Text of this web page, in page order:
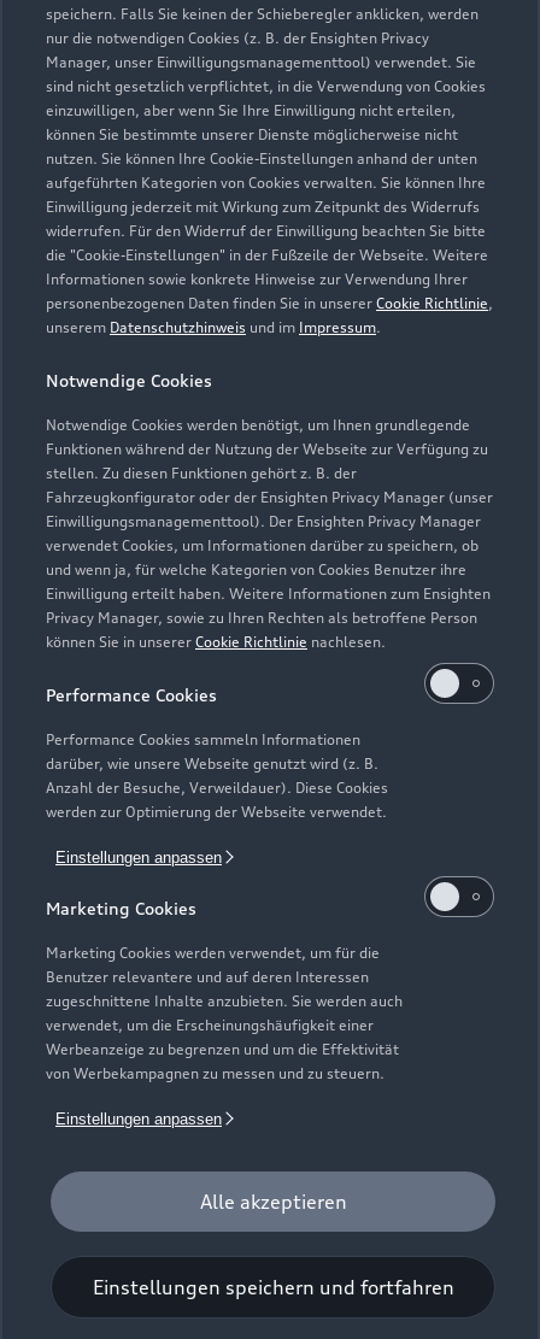
speichern. Falls Sie keinen der Schieberegler anklicken, werden
nur die notwendigen Cookies (z. B. der Ensighten Privacy
Manager, unser Einwilligungsmanagementtool) verwendet. Sie
sind nicht gesetzlich verpflichtet, in die Verwendung von Cookies
einzuwilligen, aber wenn Sie Ihre Einwilligung nicht erteilen,
können Sie bestimmte unserer Dienste möglicherweise nicht
nutzen. Sie können Ihre Cookie-Einstellungen anhand der unten
aufgeführten Kategorien von Cookies verwalten. Sie können Ihre
Einwilligung jederzeit mit Wirkung zum Zeitpunkt des Widerrufs
widerrufen. Für den Widerruf der Einwilligung beachten Sie bitte
die "Cookie-Einstellungen" in der Fußzeile der Webseite. Weitere
Informationen sowie konkrete Hinweise zur Verwendung Ihrer
personenbezogenen Daten finden Sie in unserer Cookie Richtlinie,
unserem Datenschutzhinweis und im Impressum.
Notwendige Cookies
Notwendige Cookies werden benötigt, um Ihnen grundlegende
Funktionen während der Nutzung der Webseite zur Verfügung zu
stellen. Zu diesen Funktionen gehört z. B. der
Fahrzeugkonfigurator oder der Ensighten Privacy Manager (unser
Einwilligungsmanagementtool). Der Ensighten Privacy Manager
verwendet Cookies, um Informationen darüber zu speichern, ob
und wenn ja, für welche Kategorien von Cookies Benutzer ihre
Einwilligung erteilt haben. Weitere Informationen zum Ensighten
Privacy Manager, sowie zu Ihren Rechten als betroffene Person
können Sie in unserer Cookie Richtlinie nachlesen.
Performance Cookies
Performance Cookies sammeln Informationen
darüber, wie unsere Webseite genutzt wird (z. B.
Anzahl der Besuche, Verweildauer). Diese Cookies
werden zur Optimierung der Webseite verwendet.
Einstellungen anpassen
Marketing Cookies
Marketing Cookies werden verwendet, um für die
Benutzer relevantere und auf deren Interessen
zugeschnittene Inhalte anzubieten. Sie werden auch
verwendet, um die Erscheinungshäufigkeit einer
Werbeanzeige zu begrenzen und um die Effektivität
von Werbekampagnen zu messen und zu steuern.
Einstellungen anpassen
Alle akzeptieren
Einstellungen speichern und fortfahren
info@audizentrum-schwerin.de
Kontaktdaten herunterladen
Öffnungszeiten
Verkauf
Geschlossen,öffnet amSamstag 09:00
Service
Geschlossen,öffnet am Montag 07:00
Zurück nach oben
Modelle
Elektromodelle
Plug-in-Hybride
Neuwagensuche
Gebrauchtwagensuche
Geschäftskunden
Service & Zubehör
Saisonale Angebote
Audi Services
Garantie
Audi digital services
myAudi
Support
Audi Code
Häufige Fragen (FAQ)
Audi Online Beratung
Online-Terminvereinbarung
Servicekontakt
Bordbuch & Bedienungsanleitungen
Verträge kündigen
Über Audi
Unternehmen
Karriere
Investor Relations
Audi erleben
© 2026 AUDI AG. Alle Rechte vorbehalten
Impressum Rechtliches
Cookie-Richtlinie
Digital Services Act
EU Data Act